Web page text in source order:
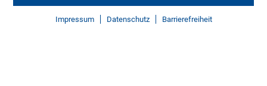
Impressum Datenschutz Barrierefreiheit